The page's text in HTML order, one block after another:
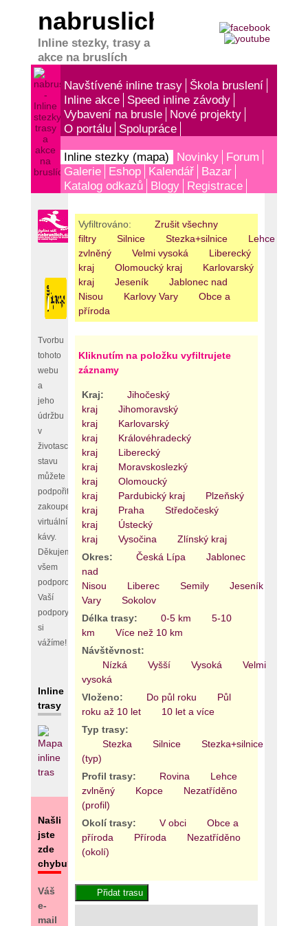
nabruslich.cz
Inline stezky, trasy a
akce na bruslích
Navštívené inline trasy
Škola bruslení
Inline akce
Speed inline závody
Vybavení na brusle
Nové projekty
O portálu
Spolupráce
Inline stezky (mapa) Novinky
Forum
Galerie
Eshop Kalendář
Bazar
Katalog odkazů
Blogy Registrace
Tvorbu
tohoto
webu
a
jeho
údržbu
v
životaschopném
stavu
můžete
podpořit
zakoupením
virtuální
kávy.
Děkujeme
všem
podporovatelům,
Vaší
podpory
si
vážíme!
Inline
trasy
Našli
jste
zde
chybu?
Váš
e-
mail
Vyfiltrováno:
Zrušit všechny
filtry
Silnice Stezka+silnice
Lehce
zvlněný
Velmi vysoká
Liberecký
kraj
Olomoucký kraj
Karlovarský
kraj
Jeseník
Jablonec nad
Nisou
Karlovy Vary
Obce a
příroda
Kliknutím na položku vyfiltrujete
záznamy
Kraj:
Jihočeský
kraj
Jihomoravský
kraj
Karlovarský
kraj
Královéhradecký
kraj
Liberecký
kraj
Moravskoslezký
kraj
Olomoucký
kraj
Pardubický kraj
Plzeňský
kraj
Praha
Středočeský
kraj
Ústecký
kraj
Vysočina
Zlínský kraj
Okres:
Česká Lípa
Jablonec
nad
Nisou
Liberec Semily Jeseník
Vary
Sokolov
Délka trasy:
0-5 km
5-10
km
Více než 10 km
Návštěvnost:
Nízká
Vyšší Vysoká
Velmi
vysoká
Vloženo:
Do půl roku
Půl
roku až 10 let
10 let a více
Typ trasy:
Stezka
Silnice Stezka+silnice
(typ)
Profil trasy:
Rovina
Lehce
zvlněný
Kopce
Nezatříděno
(profil)
Okolí trasy:
V obci
Obce a
příroda
Příroda
Nezatříděno
(okolí)